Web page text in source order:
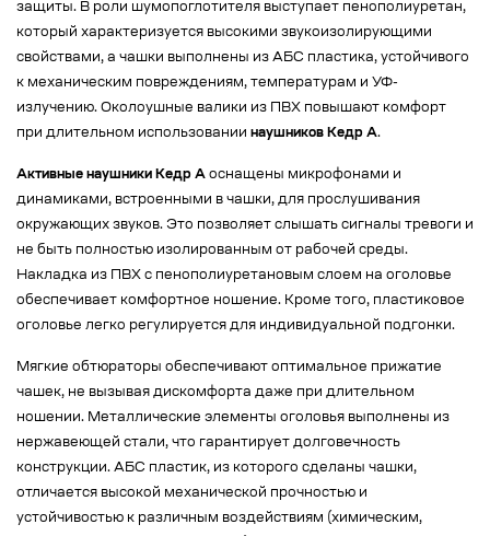
защиты. В роли шумопоглотителя выступает пенополиуретан,
который характеризуется высокими звукоизолирующими
свойствами, а чашки выполнены из АБС пластика, устойчивого
к механическим повреждениям, температурам и УФ-
излучению. Околоушные валики из ПВХ повышают комфорт
при длительном использовании наушников Кедр А.
Активные наушники Кедр А оснащены микрофонами и
динамиками, встроенными в чашки, для прослушивания
окружающих звуков. Это позволяет слышать сигналы тревоги и
не быть полностью изолированным от рабочей среды.
Накладка из ПВХ с пенополиуретановым слоем на оголовье
обеспечивает комфортное ношение. Кроме того, пластиковое
оголовье легко регулируется для индивидуальной подгонки.
Мягкие обтюраторы обеспечивают оптимальное прижатие
чашек, не вызывая дискомфорта даже при длительном
ношении. Металлические элементы оголовья выполнены из
нержавеющей стали, что гарантирует долговечность
конструкции. АБС пластик, из которого сделаны чашки,
отличается высокой механической прочностью и
устойчивостью к различным воздействиям (химическим,